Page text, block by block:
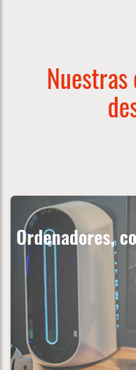
Ordenadores,